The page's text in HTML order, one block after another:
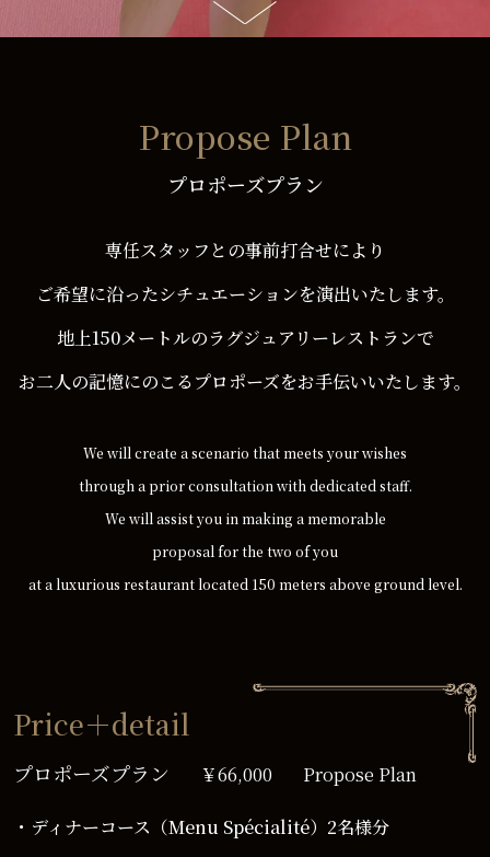
Propose Plan
プロポーズプラン
専任スタッフとの事前打合せにより
ご希望に沿ったシチュエーションを演出いたします。
地上150メートルのラグジュアリーレストランで
お二人の記憶にのこるプロポーズをお手伝いいたします。
We will create a scenario that meets your wishes
through a prior consultation with dedicated staff.
We will assist you in making a memorable
proposal for the two of you
at a luxurious restaurant located 150 meters above ground level.
Price＋detail
プロポーズプラン ￥66,000 Propose Plan
・ディナーコース（Menu Spécialité）2名様分